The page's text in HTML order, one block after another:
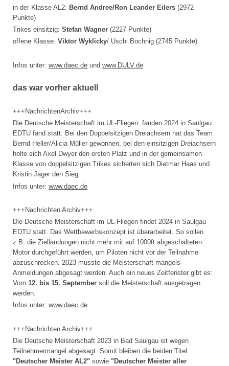
in der Klasse AL2: Bernd Andree/Ron Leander Eilers (2972
Punkte)
Trikes einsitzig: Stefan Wagner (2227 Punkte)
offene Klasse: Viktor Wyklicky/ Uschi Bochnig (2745 Punkte)
Infos unter: www.daec.de und www.DULV.de
das war vorher aktuell
+++NachrichtenArchiv+++
Die Deutsche Meisterschaft im UL-Fliegen fanden 2024 in Saulgau
EDTU fand statt. Bei den Doppelsitzigen Dreiachsern hat das Team
Bernd Heller/Alicia Müller gewonnen, bei den einsitzigen Dreiachsern
holte sich Axel Dwyer den ersten Platz und in der gemeinsamen
Klasse von doppelsitzigen Trikes sicherten sich Dietmar Haas und
Kristin Jäger den Sieg.
Infos unter: www.daec.de
+++Nachrichten Archiv+++
Die Deutsche Meisterschaft im UL-Fliegen findet 2024 in Saulgau
EDTU statt. Das Wettbewerbskonzept ist überarbeitet. So sollen
z.B. die Ziellandungen nicht mehr mit auf 1000ft abgeschalteten
Motor durchgeführt werden, um Piloten nicht vor der Teilnahme
abzuschrecken. 2023 musste die Meisterschaft mangels
Anmeldungen abgesagt werden. Auch ein neues Zeitfenster gibt es:
Vom 12. bis 15. September soll die Meisterschaft ausgetragen
werden.
Infos unter: www.daec.de
+++Nachrichten Archiv+++
Die Deutsche Meisterschaft 2023 in Bad Saulgau ist wegen
Teilnehmermangel abgesagt. Somit bleiben die beiden Titel
"Deutscher Meister AL2" sowie "Deutscher Meister aller